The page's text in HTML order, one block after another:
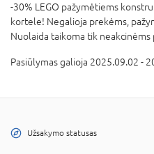
-30% LEGO pažymėtiems
kortele! Negalioja prekėms,
Nuolaida taikoma tik neakcinėms
Pasiūlymas galioja 2025.09.02 -
Užsakymo statusas